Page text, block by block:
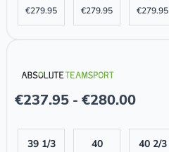
€279.95 €279.95 €279.95
€237.95 - €280.00
39 1/3 40 40 2/3